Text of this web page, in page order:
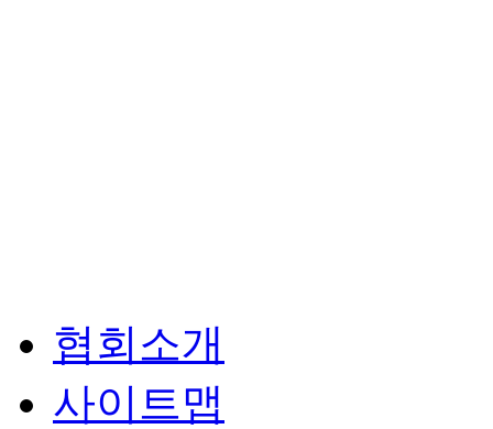
협회소개
사이트맵